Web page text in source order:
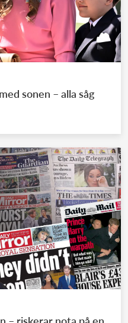
sonen – alla såg